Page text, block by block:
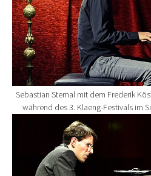
Sebastian Sternal mit dem Frederik
während des 3. Klaeng-Festivals im
Show larger version for: